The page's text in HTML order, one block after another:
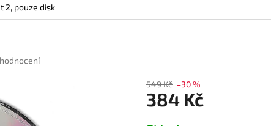
2, pouze disk
549 Kč –30 %
384 Kč